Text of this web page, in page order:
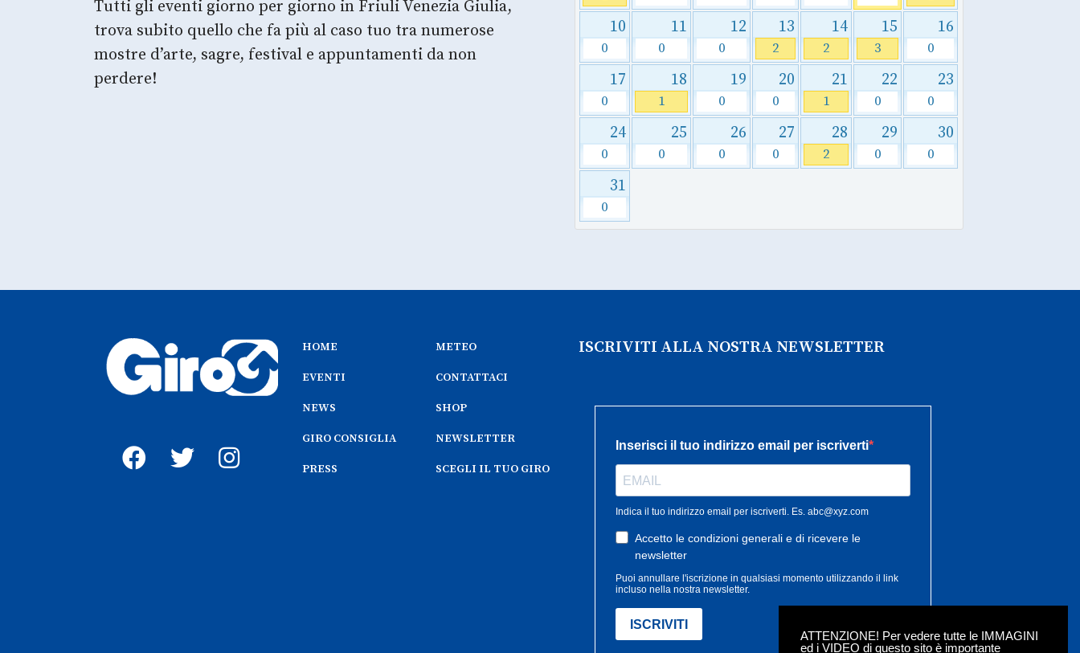
ATTENZIONE! Per vedere tutte le IMMAGINI
ed i VIDEO di questo sito è importante
Tutti gli eventi giorno per giorno in Friuli Venezia Giulia,
trova subito quello che fa più al caso tuo tra numerose
mostre d’arte, sagre, festival e appuntamenti da non
perdere!
10
0
11
0
12
0
13
2
14
2
15
3
16
0
17
0
18
1
19
0
20
0
21
1
22
0
23
0
24
0
25
0
26
0
27
0
28
2
29
0
30
0
31
0
HOME
EVENTI
NEWS
GIRO CONSIGLIA
PRESS
METEO
CONTATTACI
SHOP
NEWSLETTER
SCEGLI IL TUO GIRO
ISCRIVITI ALLA NOSTRA NEWSLETTER